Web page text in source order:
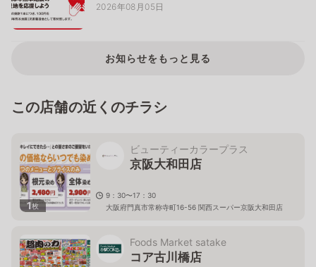
2026年08月05日
お知らせをもっと見る
この店舗の近くのチラシ
1枚
ビューティーカラープラス
京阪大和田店
9：30〜17：30
大阪府門真市常称寺町16-56 関西スーパー京阪大和田店
Foods Market satake
コア古川橋店